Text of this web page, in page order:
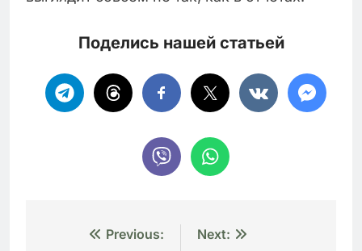
Поделись нашей статьей
Навигация
Previous:
Next: